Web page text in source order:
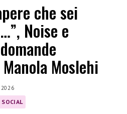
che sei
Noise e
Moslehi
SOCIAL